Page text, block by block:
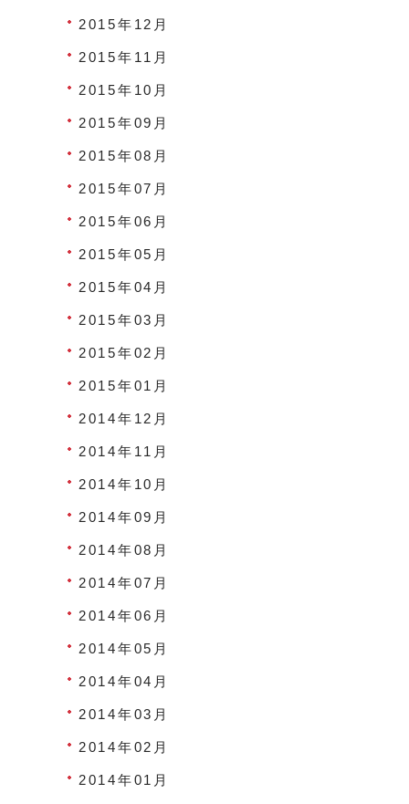
2015年12月
2015年11月
2015年10月
2015年09月
2015年08月
2015年07月
2015年06月
2015年05月
2015年04月
2015年03月
2015年02月
2015年01月
2014年12月
2014年11月
2014年10月
2014年09月
2014年08月
2014年07月
2014年06月
2014年05月
2014年04月
2014年03月
2014年02月
2014年01月